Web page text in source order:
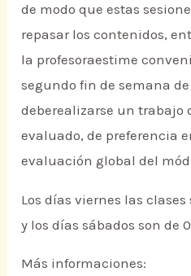
de modo que estas
repasar los contenidos,
la profesoraestime
segundo fin de semana de
deberealizarse un trabajo
evaluado, de preferencia
evaluación global del
Los días viernes las clases
y los días sábados son de
Más informaciones: